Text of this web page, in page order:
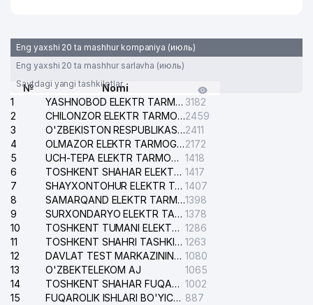
Eng yaxshi 20 ta mashhur kompaniya (июль)
Eng yaxshi 20 ta mashhur sarlavha (июль)
Saytdagi yangi tashkilotlar
№
Nomi
1
YASHNOBOD ELEKTR TARMOG'I NOSOZLIKLARI XIZMATI 3182
2
CHILONZOR ELEKTR TARMOG'I NOSOZLIK XIZMATI2459
3
O'ZBEKISTON RESPUBLIKASI BOSH PROKURATURASI ISHONCH TELEFONI2411
4
OLMAZOR ELEKTR TARMOG'I NOSOZLIKLARI XIZMATI2172
5
UCH-TEPA ELEKTR TARMOG'I NOSOZLIKLARI XIZMATI 1418
6
TOSHKENT SHAHAR ELEKTR TARMOQLARI KORXONASI AJ 1417
7
SHAYXONTOHUR ELEKTR TARMOG'I NOSOZLIKLARINI TUZATISH XIZMATI 1407
8
SAMARQAND ELEKTR TARMOQLARI AJ1398
9
SURXONDARYO ELEKTR TARMOQLARI AJ 1378
10
TOSHKENT TUMANI ELEKTR TARMOG'I AVARIYA XIZMATI 1286
11
TOSHKENT SHAHRI TASHKILOT TELEFONLARI HAQIDA MA'LUMOT BYUROSI 1263
12
DAVLAT TEST MARKAZINING ISHONCH TELEFONLARI 1080
13
O'ZBEKTELEKOM AJ
1065
14
TOSHKENT SHAHAR FUQAROLIK ISHLARI BO'YICHA SUDI 1002
15
FUQAROLIK ISHLARI BO'YICHA YAKKASAROY TUMANLARARO SUDI 887